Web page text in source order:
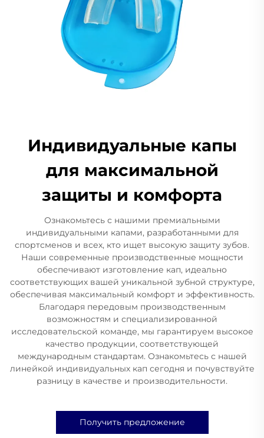
Индивидуальные капы
для максимальной
защиты и комфорта
Ознакомьтесь с нашими премиальными
индивидуальными капами, разработанными для
спортсменов и всех, кто ищет высокую защиту зубов.
Наши современные производственные мощности
обеспечивают изготовление кап, идеально
соответствующих вашей уникальной зубной структуре,
обеспечивая максимальный комфорт и эффективность.
Благодаря передовым производственным
возможностям и специализированной
исследовательской команде, мы гарантируем высокое
качество продукции, соответствующей
международным стандартам. Ознакомьтесь с нашей
линейкой индивидуальных кап сегодня и почувствуйте
разницу в качестве и производительности.
Получить предложение